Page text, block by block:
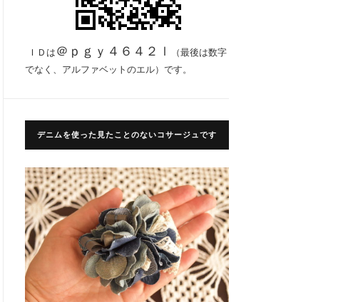
ＩＤは ＠ｐｇｙ４６４２ｌ
（最後は数字
でなく、アルファベットのエル）です。
デニムを使った見たことのないコサージュです